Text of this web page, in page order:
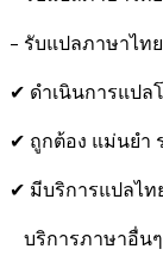
- รับแปลภาษาไท
✔ ดำเนินการแปล
✔ ถูกต้อง แม่นยำ
✔ มีบริการแปลไท
บริการภาษาอื่นๆ